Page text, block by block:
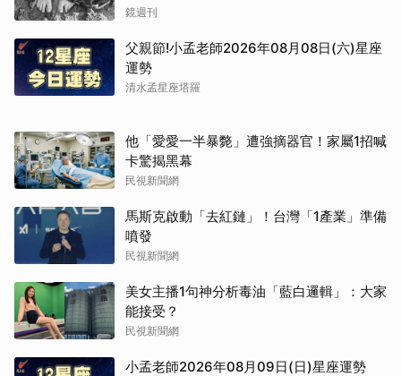
鏡週刊
父親節!小孟老師2026年08月08日(六)星座
運勢
清水孟星座塔羅
他「愛愛一半暴斃」遭強摘器官！家屬1招喊
卡驚揭黑幕
民視新聞網
馬斯克啟動「去紅鏈」！台灣「1產業」準備
噴發
民視新聞網
美女主播1句神分析毒油「藍白邏輯」：大家
能接受？
民視新聞網
小孟老師2026年08月09日(日)星座運勢
取消